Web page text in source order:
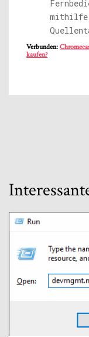
mithilfe
Verbunden:
kaufen?